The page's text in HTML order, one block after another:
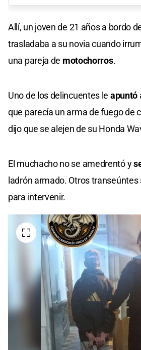
Allí, un joven de 21 años a bordo
trasladaba a su novia cuando
una pareja de motochorros.
Uno de los delincuentes le apuntó
que parecía un arma de fuego de
dijo que se alejen de su Honda
El muchacho no se amedrentó y
ladrón armado. Otros transeúntes
para intervenir.